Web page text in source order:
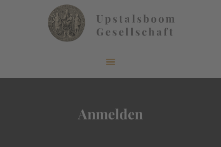
Anmelden
VERÖFFENTLICHUNGEN